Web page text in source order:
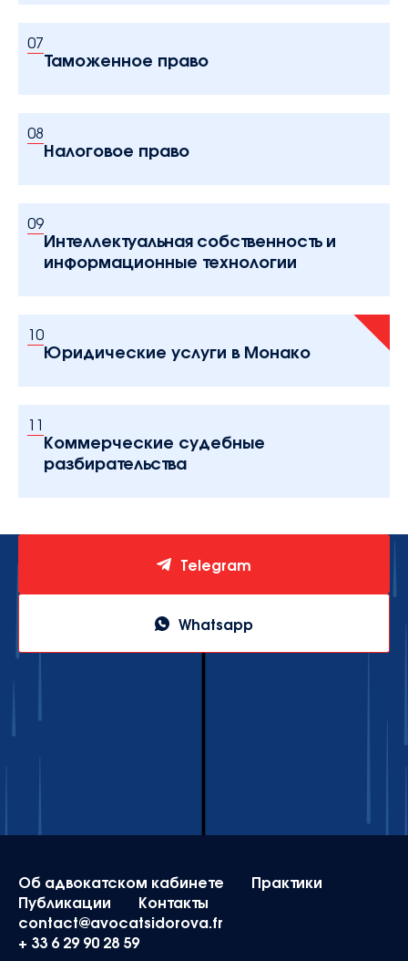
07
Таможенное право
08
Налоговое право
09
Интеллектуальная собственность и
информационные технологии
10
Юридические услуги в Монако
11
Коммерческие судебные
разбирательства
Telegram
Whatsapp
Об адвокатском кабинете
Практики
Публикации
Контакты
contact@avocatsidorova.fr
+ 33 6 29 90 28 59